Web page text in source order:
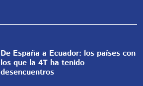
De España a Ecuador: los países con
los que la 4T ha tenido
desencuentros